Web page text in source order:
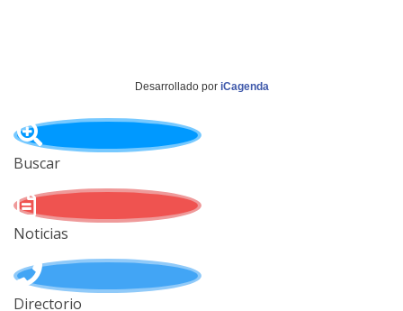
Desarrollado por iCagenda
Buscar
Noticias
Directorio